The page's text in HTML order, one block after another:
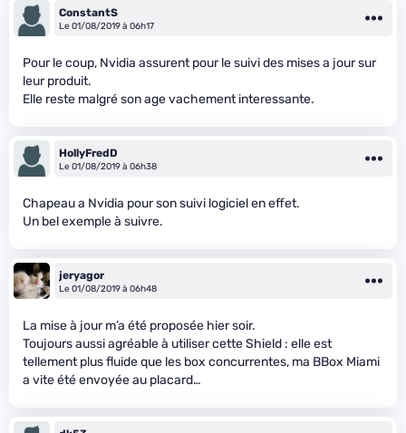
ConstantS
Le 01/08/2019 à 06h17
Pour le coup, Nvidia assurent pour le suivi des mises a jour sur
leur produit.
Elle reste malgré son age vachement interessante.
HollyFredD
Le 01/08/2019 à 06h38
Chapeau a Nvidia pour son suivi logiciel en effet.
Un bel exemple à suivre.
jeryagor
Le 01/08/2019 à 06h48
La mise à jour m’a été proposée hier soir.
Toujours aussi agréable à utiliser cette Shield : elle est
tellement plus fluide que les box concurrentes, ma BBox Miami
a vite été envoyée au placard…